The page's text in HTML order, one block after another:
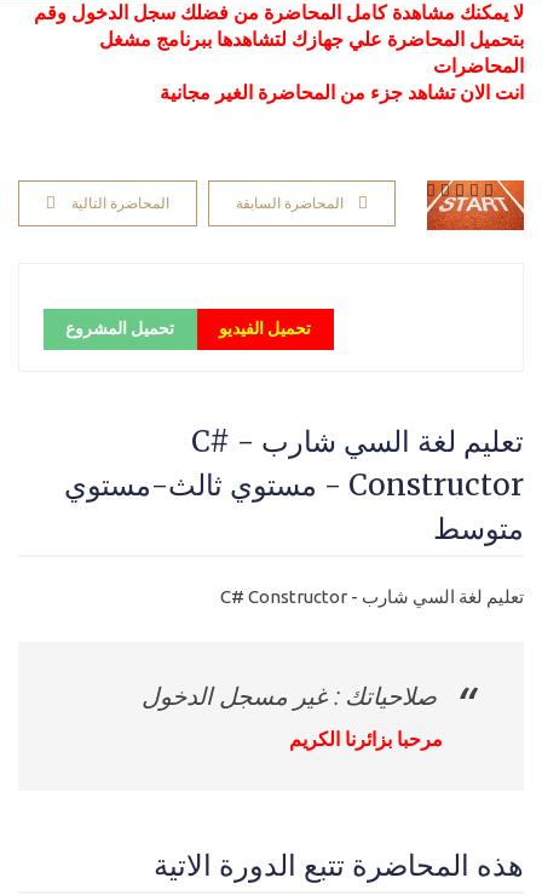
لا يمكنك مشاهدة كامل المحاضرة من فضلك سجل الدخول وقم
بتحميل المحاضرة علي جهازك لتشاهدها ببرنامج مشغل
المحاضرات
انت الان تشاهد جزء من المحاضرة الغير مجانية
المحاضرة السابقة المحاضرة التالية
تحميل المشروع تحميل الفيديو
تعليم لغة السي شارب - C#
Constructor - مستوي ثالث-مستوي
متوسط
تعليم لغة السي شارب - C# Constructor
صلاحياتك : غير مسجل الدخول
مرحبا بزائرنا الكريم
هذه المحاضرة تتبع الدورة الاتية